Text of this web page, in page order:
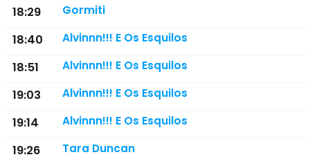
18:29 Gormiti
18:40 Alvinnn!!! E Os Esquilos
18:51 Alvinnn!!! E Os Esquilos
19:03 Alvinnn!!! E Os Esquilos
19:14 Alvinnn!!! E Os Esquilos
19:26 Tara Duncan